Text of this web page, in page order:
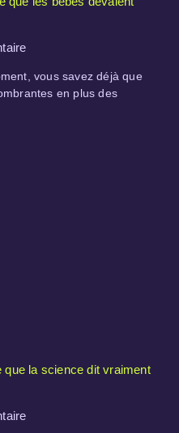
vous savez déjà que
en plus des
que la science dit vraiment